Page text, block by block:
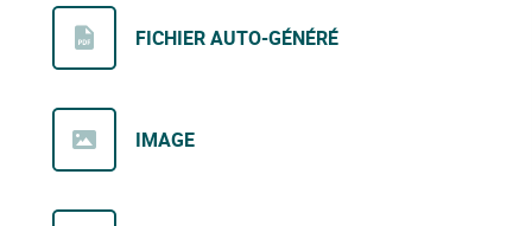
FICHIER AUTO-GÉNÉRÉ
IMAGE